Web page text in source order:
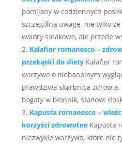
pomijany w codziennych
szczególną uwagę, nie tylko
walory smakowe, ale przede
Kalafior romanesco –
przekąski do diety Kalafior
warzywo o niebanalnym
prawdziwa skarbnica zdrowia.
bogaty w błonnik, stanowi
Kapusta romanesco –
korzyści zdrowotne Kapusta
niezwykłe warzywo, które nie